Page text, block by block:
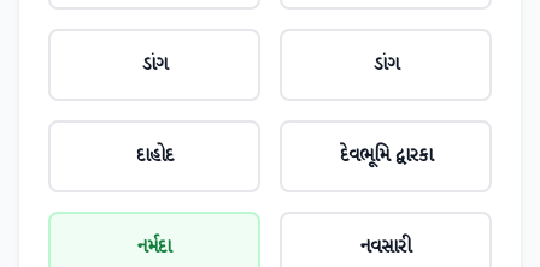
ડાંગ ડાંગ
દાહોદ દેવભૂમિ દ્વારકા
નર્મદા નવસારી